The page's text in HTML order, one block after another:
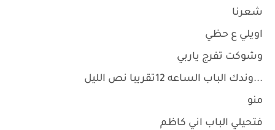
شعرنا
اويلي ع حظي
وشوكت تفرج ياربي
...وندك الباب الساعه 12تقريبا نص الليل
منو
فتحيلي الباب اني كاظم